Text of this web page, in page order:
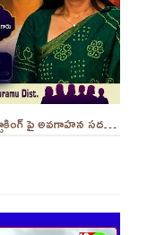
మహిళలు, విద్యార్తినిలు ఎదుర్కొంటున్న ప్రివెన్షన్ ఆఫ్ స్టాకింగ్ పై అవగాహన సదస్సు.. - ||YES 9TV